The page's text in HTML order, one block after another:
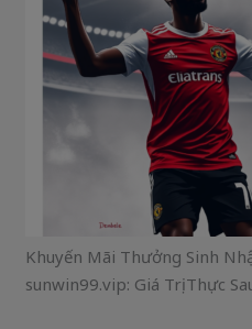
Khuyến Mãi Thưởng Sinh
sunwin99.vip: Giá Trị Thực